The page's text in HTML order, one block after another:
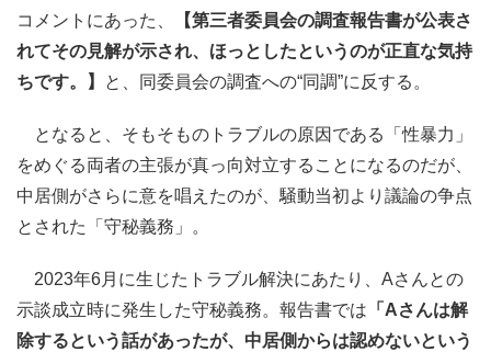
コメントにあった、
【第三者委員会の調査報告書が公表さ
れてその見解が示され、ほっとしたというのが正直な気持
ちです。】
と、同委員会の調査への“同調”に反する。
となると、そもそものトラブルの原因である「性暴力」
をめぐる両者の主張が真っ向対立することになるのだが、
中居側がさらに意を唱えたのが、騒動当初より議論の争点
とされた「守秘義務」。
2023年6月に生じたトラブル解決にあたり、Aさんとの
示談成立時に発生した守秘義務。報告書では 「Aさんは解
除するという話があったが、中居側からは認めないという